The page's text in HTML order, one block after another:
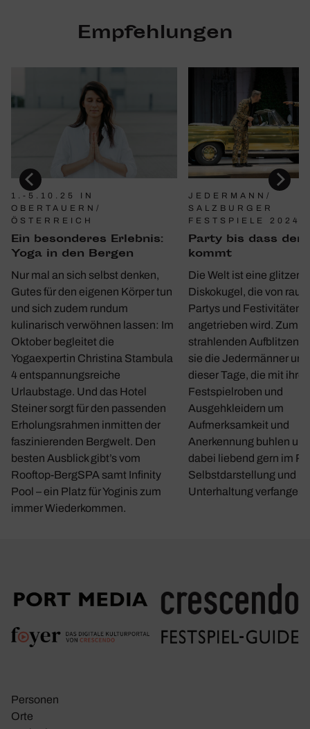
Empfehlungen
1.-5.10.25 IN
OBERTAUERN/
ÖSTERREICH
Ein beson­deres Erlebnis:
Yoga in den Bergen
Nur mal an sich selbst denken,
Gutes für den eigenen Körper tun
und sich zudem rundum
kulinarisch verwöhnen lassen: Im
Oktober begleitet die
Yogaexpertin Christina Stambula
4 entspannungsreiche
Urlaubstage. Und das Hotel
Steiner sorgt für den passenden
Erholungsrahmen inmitten der
faszinierenden Bergwelt. Den
besten Ausblick gibt’s vom
Rooftop-BergSPA samt Infinity
Pool – ein Platz für Yoginis zum
immer Wiederkommen.
JEDERMANN/
SALZBURGER
FESTSPIELE 2024
Party bis dass der
kommt
Die Welt ist eine
Diskokugel, die von
Partys und Festivitäten
angetrieben wird. Zum
strahlenden Aufblitzen
sie die Jedermänner
dieser Tage, die mit
Festspielroben und
Ausgehkleidern um
Aufmerksamkeit und
Anerkennung buhlen
dabei liebend gern im
Selbstdarstellung und
Unterhaltung verfangen.
Personen
Orte